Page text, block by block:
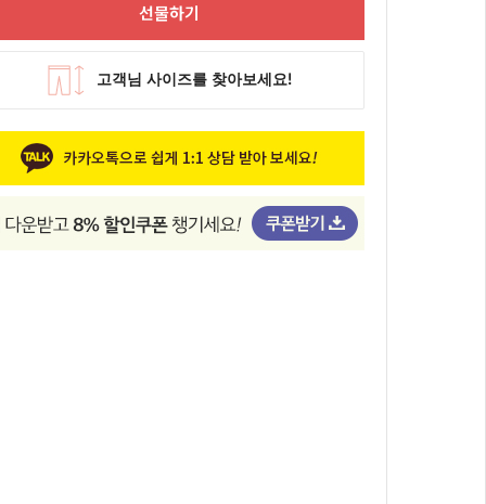
선물하기